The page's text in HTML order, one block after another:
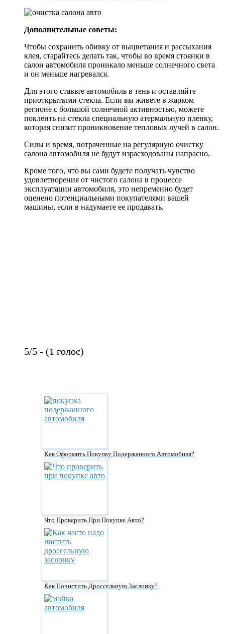
Дополнительные советы:
Чтобы сохранить обивку от выцветания и рассыхания
клея, старайтесь делать так, чтобы во время стоянки в
салон автомобиля проникало меньше солнечного света
и он меньше нагревался.
Для этого ставьте автомобиль в тень и оставляйте
приоткрытыми стекла. Если вы живете в жарком
регионе с большой солнечной активностью, можете
поклеить на стекла специальную атермальную пленку,
которая снизит проникновение тепловых лучей в салон.
Силы и время, потраченные на регулярную очистку
салона автомобиля не будут израсходованы напрасно.
Кроме того, что вы сами будете получать чувство
удовлетворения от чистого салона в процессе
эксплуатации автомобиля, это непременно будет
оценено потенциальными покупателями вашей
машины, если в надумаете ее продавать.
5/5 - (1 голос)
Как Оформить Покупку Подержанного Автомобиля?
Что Проверить При Покупке Авто?
Как Почистить Дроссельную Заслонку?